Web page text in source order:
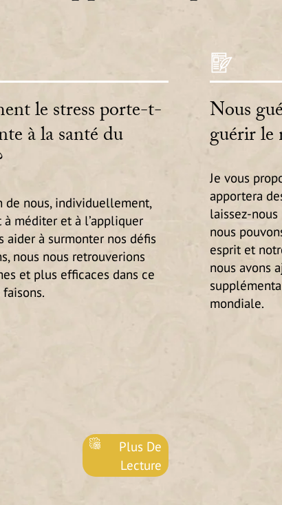
le stress porte-t-
à la santé du
de nous, individuellement,
à méditer et à l’appliquer
aider à surmonter nos défis
nous nous retrouverions
et plus efficaces dans ce
Plus De
Lecture
Nous
guérir le
Je vous
apportera
laissez-
nous
esprit et
nous avons
mondiale.